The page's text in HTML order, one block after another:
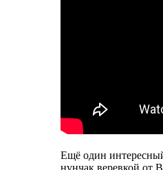
Ещё один